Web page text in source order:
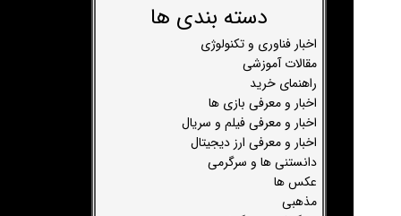
دسته بندی ها
اخبار فناوری و تکنولوژی
مقالات آموزشی
راهنمای خرید
اخبار و معرفی بازی ها
اخبار و معرفی فیلم و سریال
اخبار و معرفی ارز دیجیتال
دانستنی ها و سرگرمی
عکس ها
مذهبی